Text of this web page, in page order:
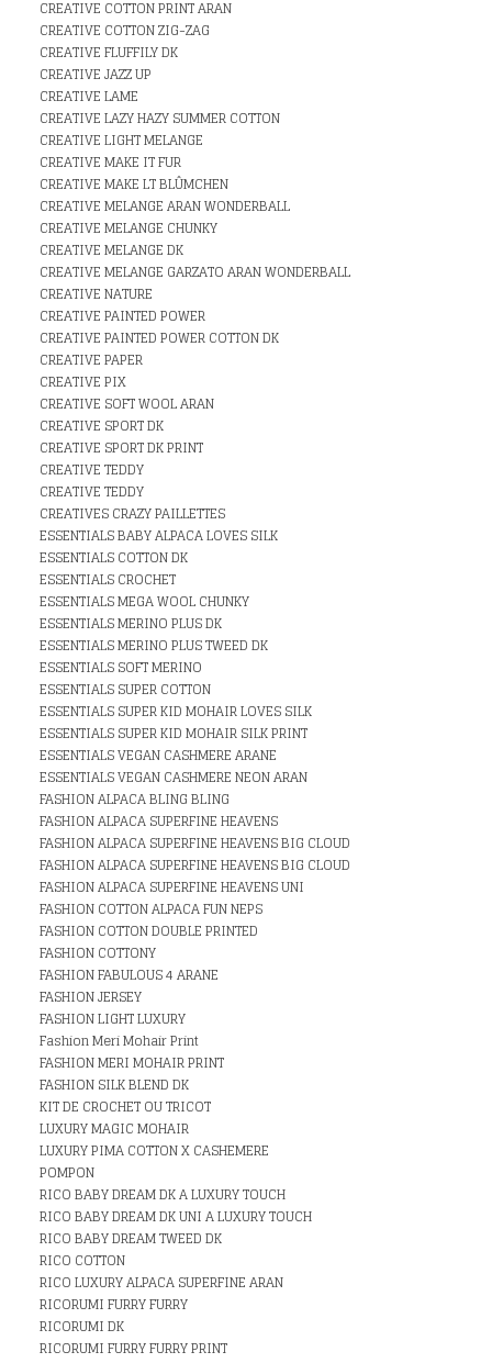
CREATIVE COTTON PRINT ARAN
CREATIVE COTTON ZIG-ZAG
CREATIVE FLUFFILY DK
CREATIVE JAZZ UP
CREATIVE LAME
CREATIVE LAZY HAZY SUMMER COTTON
CREATIVE LIGHT MELANGE
CREATIVE MAKE IT FUR
CREATIVE MAKE LT BLÛMCHEN
CREATIVE MELANGE ARAN WONDERBALL
CREATIVE MELANGE CHUNKY
CREATIVE MELANGE DK
CREATIVE MELANGE GARZATO ARAN WONDERBALL
CREATIVE NATURE
CREATIVE PAINTED POWER
CREATIVE PAINTED POWER COTTON DK
CREATIVE PAPER
CREATIVE PIX
CREATIVE SOFT WOOL ARAN
CREATIVE SPORT DK
CREATIVE SPORT DK PRINT
CREATIVE TEDDY
CREATIVE TEDDY
CREATIVES CRAZY PAILLETTES
ESSENTIALS BABY ALPACA LOVES SILK
ESSENTIALS COTTON DK
ESSENTIALS CROCHET
ESSENTIALS MEGA WOOL CHUNKY
ESSENTIALS MERINO PLUS DK
ESSENTIALS MERINO PLUS TWEED DK
ESSENTIALS SOFT MERINO
ESSENTIALS SUPER COTTON
ESSENTIALS SUPER KID MOHAIR LOVES SILK
ESSENTIALS SUPER KID MOHAIR SILK PRINT
ESSENTIALS VEGAN CASHMERE ARANE
ESSENTIALS VEGAN CASHMERE NEON ARAN
FASHION ALPACA BLING BLING
FASHION ALPACA SUPERFINE HEAVENS
FASHION ALPACA SUPERFINE HEAVENS BIG CLOUD
FASHION ALPACA SUPERFINE HEAVENS BIG CLOUD
FASHION ALPACA SUPERFINE HEAVENS UNI
FASHION COTTON ALPACA FUN NEPS
FASHION COTTON DOUBLE PRINTED
FASHION COTTONY
FASHION FABULOUS 4 ARANE
FASHION JERSEY
FASHION LIGHT LUXURY
Fashion Meri Mohair Print
FASHION MERI MOHAIR PRINT
FASHION SILK BLEND DK
KIT DE CROCHET OU TRICOT
LUXURY MAGIC MOHAIR
LUXURY PIMA COTTON X CASHEMERE
POMPON
RICO BABY DREAM DK A LUXURY TOUCH
RICO BABY DREAM DK UNI A LUXURY TOUCH
RICO BABY DREAM TWEED DK
RICO COTTON
RICO LUXURY ALPACA SUPERFINE ARAN
RICORUMI FURRY FURRY
RICORUMI DK
RICORUMI FURRY FURRY PRINT